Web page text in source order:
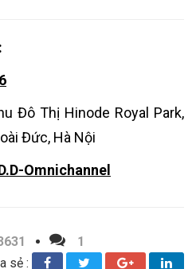
Đô Thị Hinode Royal Park,
Đức, Hà Nội
Omnichannel
1
sẻ :